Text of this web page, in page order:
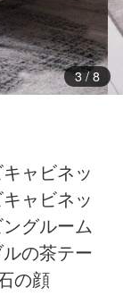
3/8
ャビネッ
ャビネッ
グルーム
の茶テー
の顔